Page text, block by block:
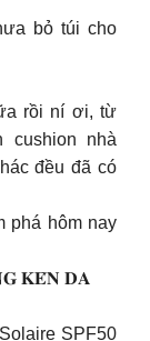
bỏ túi cho
rồi ní ơi, từ
cushion nhà
đều đã có
phá hôm nay
𝐊𝐄́𝐍 𝐃𝐀
SPF50